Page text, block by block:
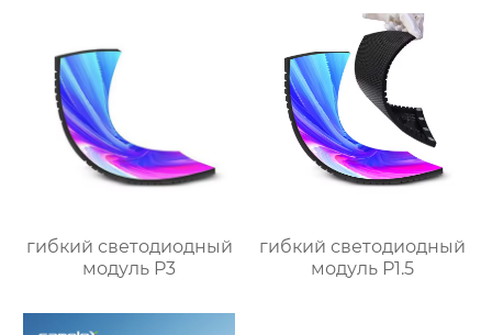
гибкий светодиодный
модуль P3
гибкий светодиодный
модуль P1.5